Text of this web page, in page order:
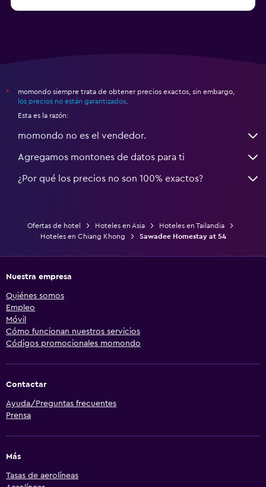
*
momondo siempre trata de obtener precios exactos, sin embargo,
los precios no están garantizados
Esta es la razón:
momondo no es el vendedor.
Agregamos montones de datos para ti
¿Por qué los precios no son 100% exactos?
Ofertas de hotel Hoteles en Asia
Hoteles en Tailandia
Hoteles en Chiang Khong
Sawadee Homestay at 54
Nuestra empresa
Quiénes somos
Empleo
Móvil
Cómo funcionan nuestros servicios
Códigos promocionales momondo
Contactar
Ayuda/Preguntas frecuentes
Prensa
Más
Tasas de aerolíneas